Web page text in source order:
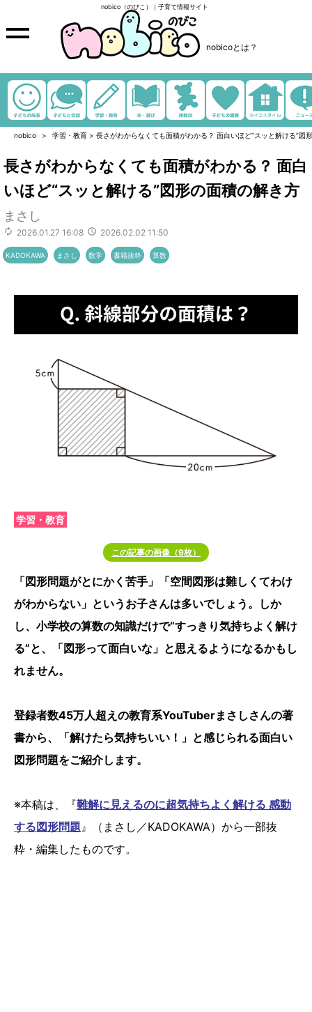
nobico（のびこ）｜子育て情報サイト
nobicoとは？
nobico 学習・教育 > 長さがわからなくても面積がわかる？ 面白いほど“スッと解ける”図
長さがわからなくても面積がわかる？ 面白
いほど“スッと解ける”図形の面積の解き方
まさし
2026.01.27 16:08 2026.02.02 11:50
KADOKAWA まさし 数学 書籍抜粋 算数
学習・教育
この記事の画像（9枚）
「図形問題がとにかく苦手」「空間図形は難しくてわけ
がわからない」というお子さんは多いでしょう。しか
し、小学校の算数の知識だけで“すっきり気持ちよく解け
る”と、「図形って面白いな」と思えるようになるかもし
れません。
登録者数45万人超えの教育系YouTuberまさしさんの著
書から、「解けたら気持ちいい！」と感じられる面白い
図形問題をご紹介します。
※本稿は、『難解に見えるのに超気持ちよく解ける 感動
する図形問題 』（まさし／KADOKAWA）から一部抜
粋・編集したものです。